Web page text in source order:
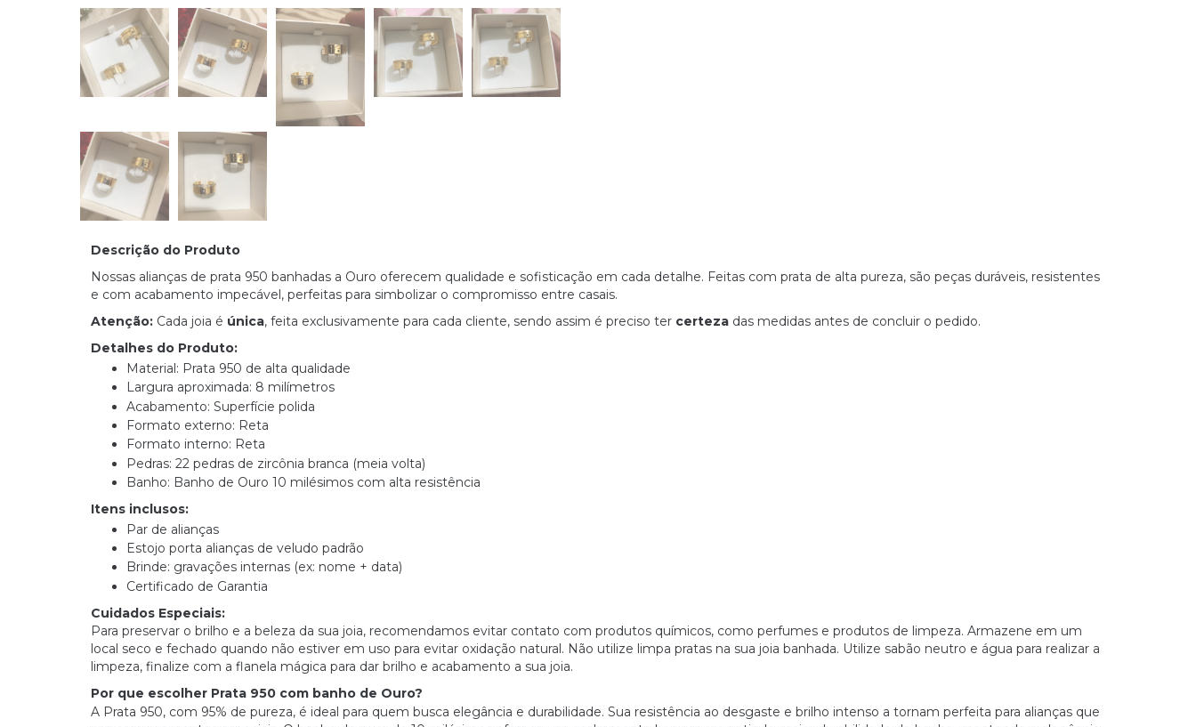
Descrição do Produto
Nossas alianças de prata 950 banhadas a Ouro oferecem qualidade e sofisticação em cada detalhe. Feitas com prata de alta pureza, são peças duráveis, resistentes
e com acabamento impecável, perfeitas para simbolizar o compromisso entre casais.
Atenção: Cada joia é única, feita exclusivamente para cada cliente, sendo assim é preciso ter certeza das medidas antes de concluir o pedido.
Detalhes do Produto:
Material: Prata 950 de alta qualidade
Largura aproximada: 8 milímetros
Acabamento: Superfície polida
Formato externo: Reta
Formato interno: Reta
Pedras: 22 pedras de zircônia branca (meia volta)
Banho: Banho de Ouro 10 milésimos com alta resistência
Itens inclusos:
Par de alianças
Estojo porta alianças de veludo padrão
Brinde: gravações internas (ex: nome + data)
Certificado de Garantia
Cuidados Especiais:
Para preservar o brilho e a beleza da sua joia, recomendamos evitar contato com produtos químicos, como perfumes e produtos de limpeza. Armazene em um
local seco e fechado quando não estiver em uso para evitar oxidação natural. Não utilize limpa pratas na sua joia banhada. Utilize sabão neutro e água para realizar a
limpeza, finalize com a flanela mágica para dar brilho e acabamento a sua joia.
Por que escolher Prata 950 com banho de Ouro?
A Prata 950, com 95% de pureza, é ideal para quem busca elegância e durabilidade. Sua resistência ao desgaste e brilho intenso a tornam perfeita para alianças que